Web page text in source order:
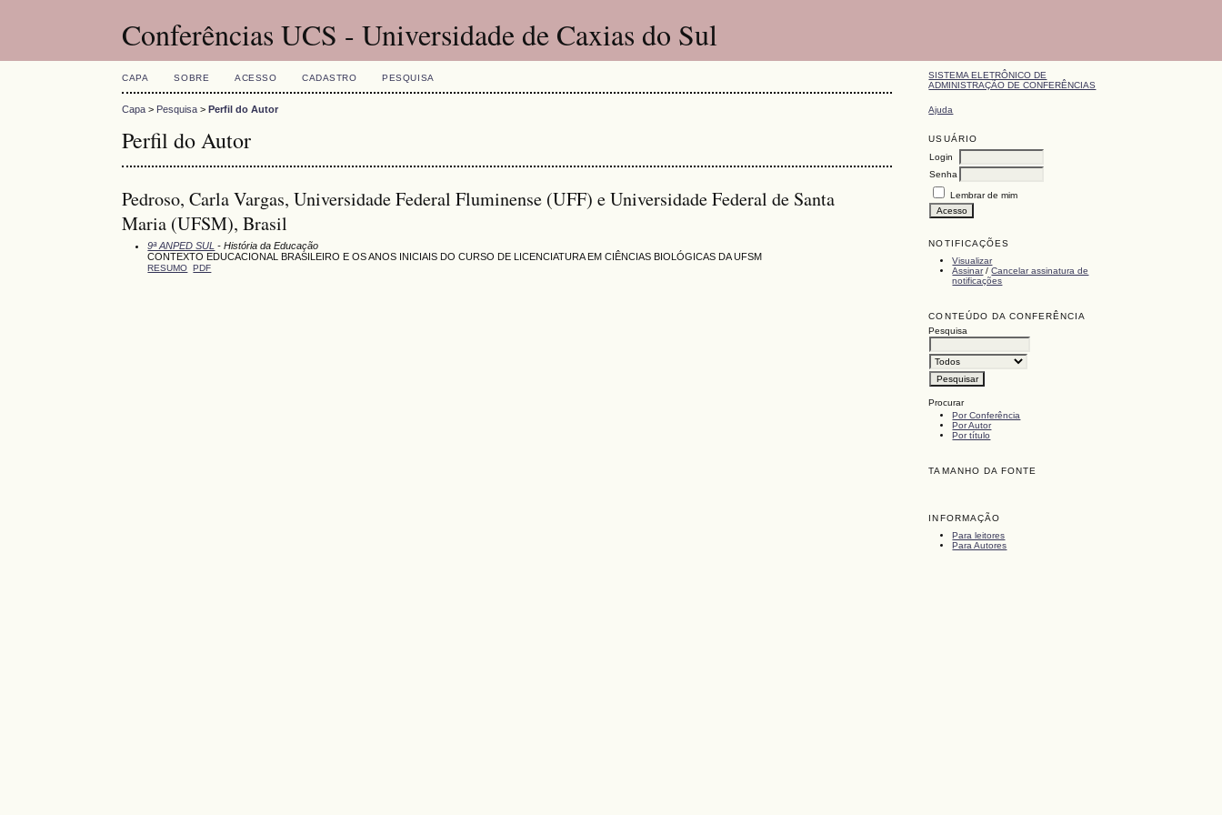
Conferências UCS - Universidade de Caxias do Sul
SISTEMA ELETRÔNICO DE
ADMINISTRAÇÃO DE CONFERÊNCIAS
Ajuda
USUÁRIO
Login
Senha
Lembrar de mim
NOTIFICAÇÕES
Visualizar
Assinar/Cancelar assinatura de
notificações
CONTEÚDO DA CONFERÊNCIA
Pesquisa
Procurar
Por Conferência
Por Autor
Por título
TAMANHO DA FONTE
INFORMAÇÃO
Para leitores
Para Autores
CAPA SOBRE ACESSO CADASTRO PESQUISA
Capa > Pesquisa >Perfil do Autor
Perfil do Autor
Pedroso, Carla Vargas, Universidade Federal Fluminense (UFF) e Universidade Federal de Santa
Maria (UFSM), Brasil
9ª ANPED SUL - História da Educação
CONTEXTO EDUCACIONAL BRASILEIRO E OS ANOS INICIAIS DO CURSO DE LICENCIATURA EM CIÊNCIAS BIOLÓGICAS DA UFSM
RESUMO PDF